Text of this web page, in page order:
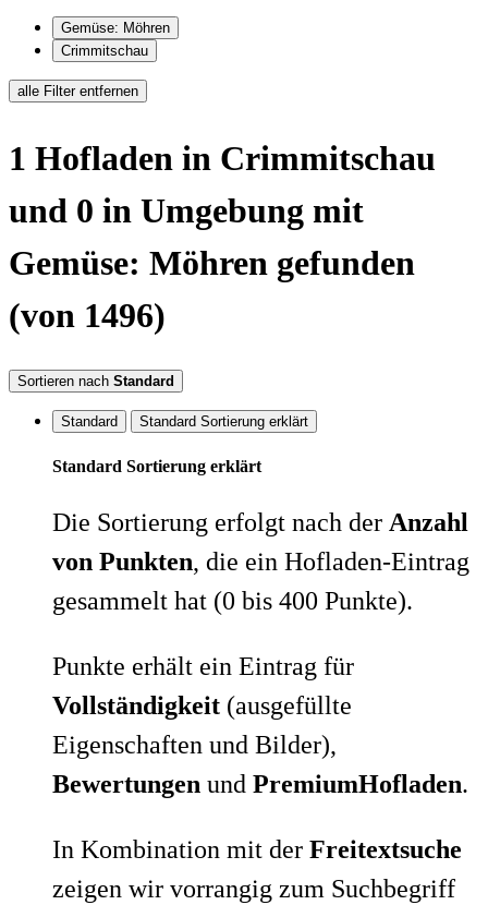
Gemüse: Möhren
Crimmitschau
alle Filter entfernen
1 Hofladen in Crimmitschau
und 0 in Umgebung mit
Gemüse: Möhren gefunden
(von 1496)
Sortieren nach Standard
Standard Standard Sortierung erklärt
Standard Sortierung erklärt
Die Sortierung erfolgt nach der Anzahl
von Punkten, die ein Hofladen-Eintrag
gesammelt hat (0 bis 400 Punkte).
Punkte erhält ein Eintrag für
Vollständigkeit (ausgefüllte
Eigenschaften und Bilder),
Bewertungen und PremiumHofladen.
In Kombination mit der Freitextsuche
zeigen wir vorrangig zum Suchbegriff